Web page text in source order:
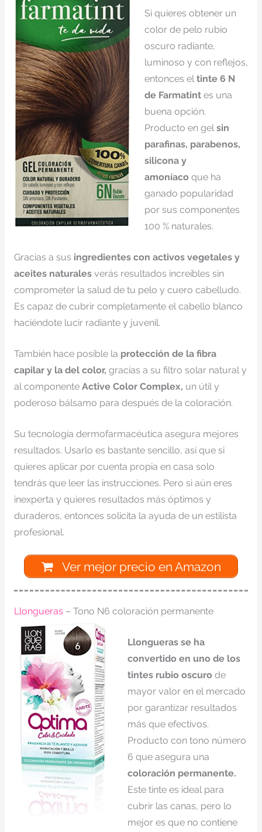
Si quieres obtener un
color de pelo rubio
oscuro radiante,
luminoso y con reflejos,
entonces eltinte 6 N
de Farmatintes una
buena opción.
Producto en gelsin
parafinas, parabenos,
silicona y
amoníacoque ha
ganado popularidad
por sus componentes
100 % naturales.
Gracias a sus ingredientes con activos vegetales y
aceites naturalesverás resultados increíbles sin
comprometer la salud de tu pelo y cuero cabelludo.
Es capaz de cubrir completamente el cabello blanco
haciéndote lucir radiante y juvenil.
También hace posible la protección de la fibra
capilar y la del color, gracias a su filtro solar natural y
al componente Active Color Complex, un útil y
poderoso bálsamo para después de la coloración.
Su tecnología dermofarmacéutica asegura mejores
resultados. Usarlo es bastante sencillo, así que si
quieres aplicar por cuenta propia en casa solo
tendrás que leer las instrucciones. Pero si aún eres
inexperta y quieres resultados más óptimos y
duraderos, entonces solicita la ayuda de un estilista
profesional.
Ver mejor precio en Amazon
Llongueras – Tono N6 coloración permanente
Llongueras se ha
convertido en uno de los
tintes rubio oscurode
mayor valor en el mercado
por garantizar resultados
más que efectivos.
Producto con tono número
6 que asegura una
coloración permanente.
Este tinte es ideal para
cubrir las canas, pero lo
mejor es que no contiene